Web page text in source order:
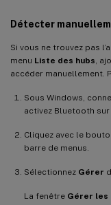
Détecter
Si vous ne trouvez pas
menu Liste des hubs ,
accéder manuellement.
Sous Windows,
activez Bluetooth sur
Cliquez avec le
barre de menus.
Sélectionnez Gérer
La fenêtre Gérer les